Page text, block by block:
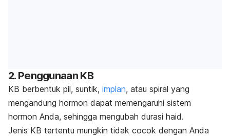
2. Penggunaan KB
KB berbentuk pil, suntik, implan, atau spiral yang
mengandung hormon dapat memengaruhi sistem
hormon Anda, sehingga mengubah durasi haid.
Jenis KB tertentu mungkin tidak cocok dengan Anda